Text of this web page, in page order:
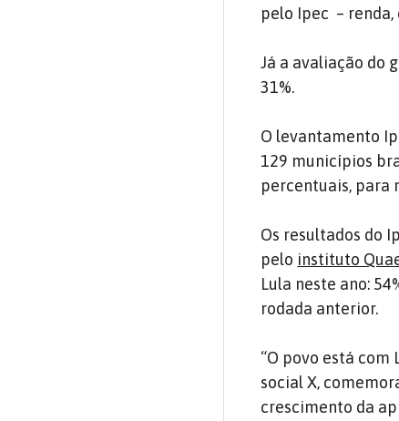
pelo Ipec – renda,
Já a avaliação do
31%.
O levantamento
129 municípios
percentuais, para
Os resultados do
pelo instituto
Lula neste ano:
rodada anterior.
“O povo está com
social X,
crescimento da